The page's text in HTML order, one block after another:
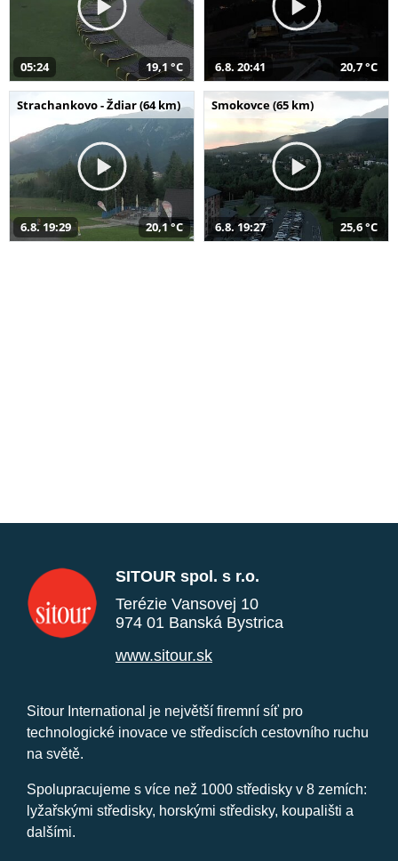
05:24 19,1 °C 6.8. 20:41 20,7 °C
Strachankovo - Ždiar (64 km)
6.8. 19:29 20,1 °C
Smokovce (65 km)
6.8. 19:27 25,6 °C
SITOUR spol. s r.o.
Terézie Vansovej 10
974 01 Banská Bystrica
www.sitour.sk
Sitour International je největší firemní síť pro
technologické inovace ve střediscích cestovního ruchu
na světě.
Spolupracujeme s více než 1000 středisky v 8 zemích:
lyžařskými středisky, horskými středisky, koupališti a
dalšími.